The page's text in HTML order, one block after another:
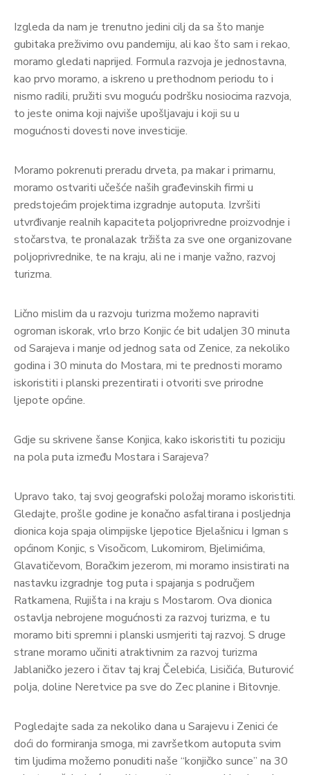
Izgleda da nam je trenutno jedini cilj da sa što manje
gubitaka preživimo ovu pandemiju, ali kao što sam i rekao,
moramo gledati naprijed. Formula razvoja je jednostavna,
kao prvo moramo, a iskreno u prethodnom periodu to i
nismo radili, pružiti svu moguću podršku nosiocima razvoja,
to jeste onima koji najviše upošljavaju i koji su u
mogućnosti dovesti nove investicije.
Moramo pokrenuti preradu drveta, pa makar i primarnu,
moramo ostvariti učešće naših građevinskih firmi u
predstojećim projektima izgradnje autoputa. Izvršiti
utvrđivanje realnih kapaciteta poljoprivredne proizvodnje i
stočarstva, te pronalazak tržišta za sve one organizovane
poljoprivrednike, te na kraju, ali ne i manje važno, razvoj
turizma.
Lično mislim da u razvoju turizma možemo napraviti
ogroman iskorak, vrlo brzo Konjic će bit udaljen 30 minuta
od Sarajeva i manje od jednog sata od Zenice, za nekoliko
godina i 30 minuta do Mostara, mi te prednosti moramo
iskoristiti i planski prezentirati i otvoriti sve prirodne
ljepote općine.
Gdje su skrivene šanse Konjica, kako iskoristiti tu poziciju
na pola puta između Mostara i Sarajeva?
Upravo tako, taj svoj geografski položaj moramo iskoristiti.
Gledajte, prošle godine je konačno asfaltirana i posljednja
dionica koja spaja olimpijske ljepotice Bjelašnicu i Igman s
općinom Konjic, s Visočicom, Lukomirom, Bjelimićima,
Glavatičevom, Boračkim jezerom, mi moramo insistirati na
nastavku izgradnje tog puta i spajanja s područjem
Ratkamena, Rujišta i na kraju s Mostarom. Ova dionica
ostavlja nebrojene mogućnosti za razvoj turizma, e tu
moramo biti spremni i planski usmjeriti taj razvoj. S druge
strane moramo učiniti atraktivnim za razvoj turizma
Jablaničko jezero i čitav taj kraj Čelebića, Lisičića, Buturović
polja, doline Neretvice pa sve do Zec planine i Bitovnje.
Pogledajte sada za nekoliko dana u Sarajevu i Zenici će
doći do formiranja smoga, mi završetkom autoputa svim
tim ljudima možemo ponuditi naše “konjičko sunce” na 30